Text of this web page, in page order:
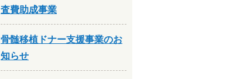
査費助成事業
骨髄移植ドナー支援事業のお
知らせ